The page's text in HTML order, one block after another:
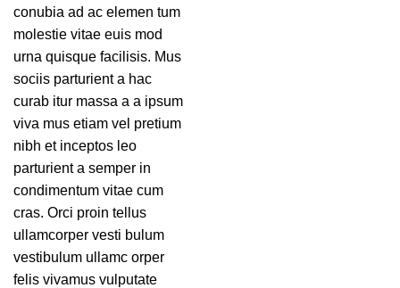
conubia ad ac elemen tum
molestie vitae euis mod
urna quisque facilisis. Mus
sociis parturient a hac
curab itur massa a a ipsum
viva mus etiam vel pretium
nibh et inceptos leo
parturient a semper in
condimentum vitae cum
cras. Orci proin tellus
ullamcorper vesti bulum
vestibulum ullamc orper
felis vivamus vulputate